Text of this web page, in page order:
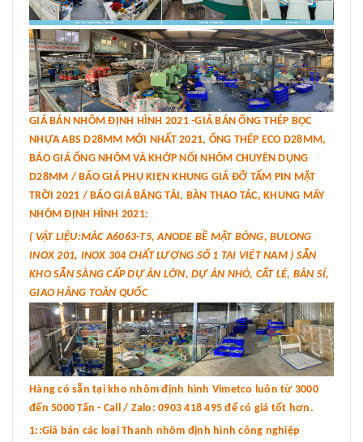
GIÁ BÁN NHÔM ĐỊNH HÌNH 2021 -GIÁ BÁN ỐNG THÉP BỌC
NHỰA ABS D28MM MỚI NHẤT 2021, ỐNG THÉP ECO D28MM,
BÁO GIÁ ỐNG NHÔM VÀ KHỚP NỐI NHÔM CHUYÊN DỤNG
D28MM / BÁO GIÁ PHỤ KIỆN KHUNG GIÁ ĐỠ TẤM PIN MẶT
TRỜI 2021 / BÁO GIÁ BĂNG TẢI, BÀN THAO TÁC, KHUNG MÁY
NHÔM ĐỊNH HÌNH 2021:
( VẬT LIỆU:MÁC A6063-T5, ANODE BỀ MẶT BÓNG, BULONG
INOX 201, INOX 304 CHẤT LƯỢNG SỐ 1 TẠI VIỆT NAM ) SẴN
KHO SẴN SÀNG CẤP DỰ ÁN LỚN, DỰ ÁN NHỎ, CẮT LẺ, BÁN SỈ,
GIAO HÀNG TOÀN QUỐC
Hàng có sẵn tại kho nhôm định hình Vimetco luôn từ 3000
đến 5000 Tấn - Call / Zalo: 0903 418 495 để có giá tốt hơn.
1::Giá bán các loại Thanh nhôm định hình công nghiệp